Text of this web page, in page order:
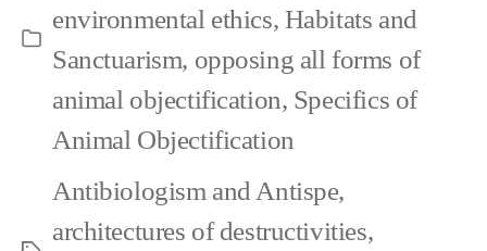
Kategorien
environmental ethics, Habitats and
Sanctuarism, opposing all forms of
animal objectification, Specifics of
Animal Objectification
Antibiologism and Antispe,
architectures of destructivities,